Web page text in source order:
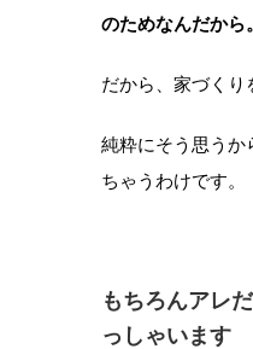
のためなんだから。
だから、家づくり
純粋にそう思うか
ちゃうわけです。
もちろんアレ
っしゃいます